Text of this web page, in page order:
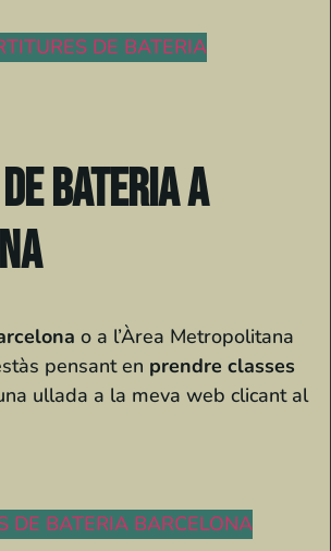
DE BATERIA
Bateria a
o a l’Àrea Metropolitana
pensant en prendre classes
ullada a la meva web clicant al
DE BATERIA BARCELONA